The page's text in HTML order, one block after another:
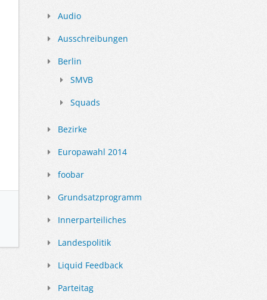
Audio
Ausschreibungen
Berlin
SMVB
Squads
Bezirke
Europawahl 2014
foobar
Grundsatzprogramm
Innerparteiliches
Landespolitik
Liquid Feedback
Parteitag